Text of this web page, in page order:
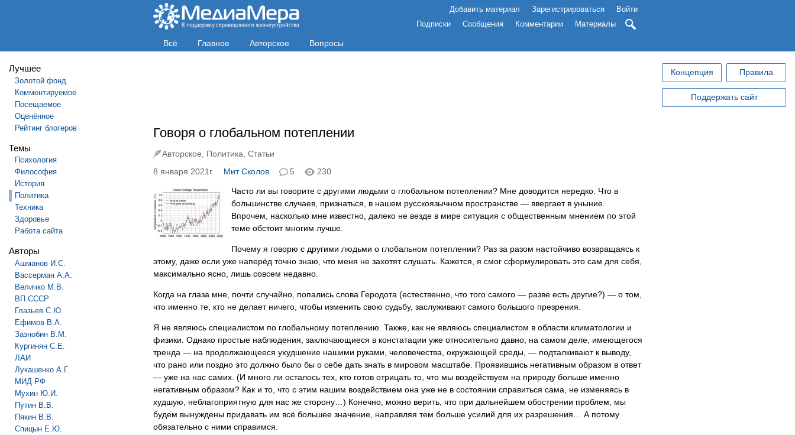
Добавить материал Зарегистрироваться
Войти
Подписки
Сообщения Комментарии Материалы
Всё Главное Авторское Вопросы
Лучшее
Золотой фонд
Комментируемое
Посещаемое
Оценённое
Рейтинг блогеров
Темы
Психология
Философия
История
Политика
Техника
Здоровье
Работа сайта
Авторы
Ашманов И.С.
Вассерман А.А.
Величко М.В.
ВП СССР
Глазьев С.Ю.
Ефимов В.А.
Зазнобин В.М.
Кургинян С.Е.
ЛАИ
Лукашенко А.Г.
МИД РФ
Мухин Ю.И.
Путин В.В.
Пякин В.В.
Спицын Е.Ю.
Говоря о глобальном потеплении
Авторское Политика Статьи
8 января 2021г.
Мит Сколов 5 230
Часто ли вы говорите с другими людьми о глобальном потеплении? Мне доводится нередко. Что в
большинстве случаев, признаться, в нашем русскоязычном пространстве — ввергает в уныние.
Впрочем, насколько мне известно, далеко не везде в мире ситуация с общественным мнением по этой
теме обстоит многим лучше.
Почему я говорю с другими людьми о глобальном потеплении? Раз за разом настойчиво возвращаясь к
этому, даже если уже наперёд точно знаю, что меня не захотят слушать. Кажется, я смог сформулировать это сам для себя,
максимально ясно, лишь совсем недавно.
Когда на глаза мне, почти случайно, попались слова Геродота (естественно, что того самого — разве есть другие?) — о том,
что именно те, кто не делает ничего, чтобы изменить свою судьбу, заслуживают самого большого презрения.
Я не являюсь специалистом по глобальному потеплению. Также, как не являюсь специалистом в области климатологии и
физики. Однако простые наблюдения, заключающиеся в констатации уже относительно давно, на самом деле, имеющегося
тренда — на продолжающееся ухудшение нашими руками, человечества, окружающей среды, — подталкивают к выводу,
что рано или поздно это должно было бы о себе дать знать в мировом масштабе. Проявившись негативным образом в ответ
— уже на нас самих. (И много ли осталось тех, кто готов отрицать то, что мы воздействуем на природу больше именно
негативным образом? Как и то, что с этим нашим воздействием она уже не в состоянии справиться сама, не изменяясь в
худшую, неблагоприятную для нас же сторону…) Конечно, можно верить, что при дальнейшем обострении проблем, мы
будем вынуждены придавать им всё большее значение, направляя тем больше усилий для их разрешения… А потому
обязательно с ними справимся.
Концепция Правила
Поддержать сайт